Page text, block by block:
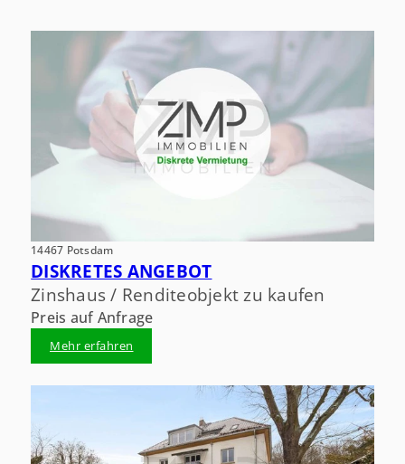
14467 Potsdam
DISKRETES ANGEBOT
Zinshaus / Renditeobjekt zu kaufen
Preis auf Anfrage
Mehr erfahren